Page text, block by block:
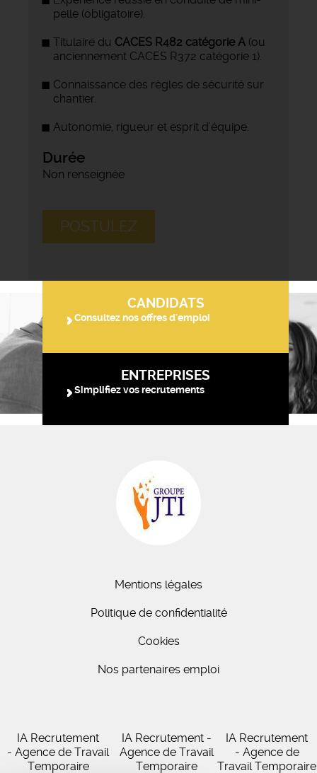
pelle (obligatoire).
Titulaire du CACES R482 catégorie A (ou
anciennement CACES R372 catégorie 1).
Connaissance des règles de sécurité sur
chantier.
Autonomie, rigueur et esprit d’équipe.
Durée
Non renseignée
POSTULEZ
CANDIDATS
Consultez nos offres d'emploi
ENTREPRISES
Simplifiez vos recrutements
Mentions légales
Politique de confidentialité
Cookies
Nos partenaires emploi
IA Recrutement
- Agence de Travail
Temporaire
IA Recrutement -
Agence de Travail
Temporaire
IA Recrutement
- Agence de
Travail Temporaire